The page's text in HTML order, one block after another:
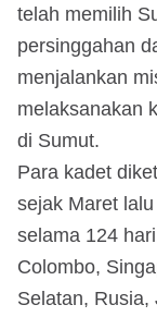
telah memilih
persinggahan
menjalankan
melaksanakan
di Sumut.
Para kadet
sejak Maret
selama 124
Colombo,
Selatan, Rusia,